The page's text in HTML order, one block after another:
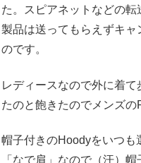
た。スピアネットなどの
製品は送ってもらえずキ
のです。
レディースなので外に着
たのと飽きたのでメンズの
帽子付きのHoodyをいつも
「なで肩」なので（汗）